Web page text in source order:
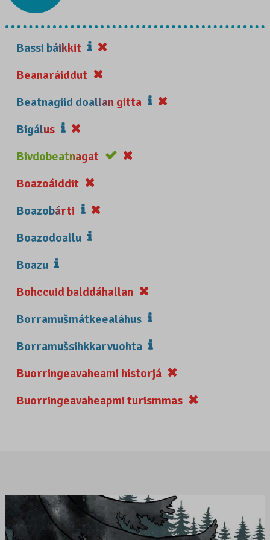
Bassi báikkit
Beanaráiddut
Beatnagiid doallan gitta
Bigálus
Bivdobeatnagat
Boazoáiddit
Boazobárti
Boazodoallu
Boazu
Bohccuid balddáhallan
Borramušmátkeealáhus
Borramušsihkkarvuohta
Buorringeavaheami historjá
Buorringeavaheapmi turismmas